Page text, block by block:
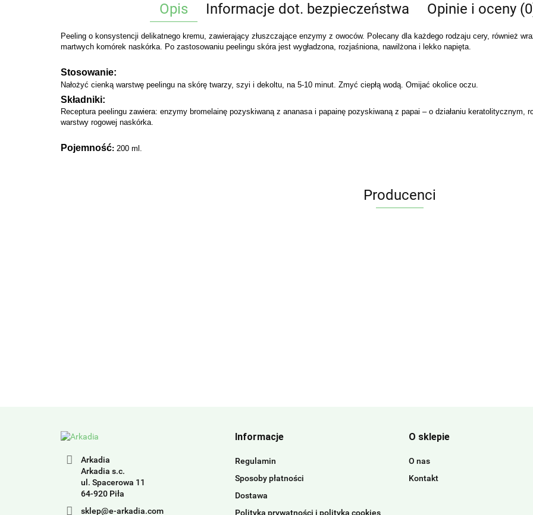
Opis Informacje dot. bezpieczeństwa Opinie i oceny
Peeling o konsystencji delikatnego kremu, zawierający złuszczające enzymy z owoców. Polecany dla każdego rodzaju cery, również
martwych komórek naskórka. Po zastosowaniu peelingu skóra jest wygładzona, rozjaśniona, nawilżona i lekko napięta.
Stosowanie:
Nałożyć cienką warstwę peelingu na skórę twarzy, szyi i dekoltu, na 5-10 minut. Zmyć ciepłą wodą. Omijać okolice oczu.
Składniki:
Receptura peelingu zawiera: enzymy bromelainę pozyskiwaną z ananasa i papainę pozyskiwaną z papai – o działaniu keratolitycznym,
warstwy rogowej naskórka.
Pojemność: 200 ml.
Producenci
Arkadia
Arkadia s.c.
ul. Spacerowa 11
64-920 Piła
sklep@e-arkadia.com
Informacje
Regulamin
Sposoby płatności
Dostawa
Polityka prywatności i polityka cookies
O sklepie
O nas
Kontakt